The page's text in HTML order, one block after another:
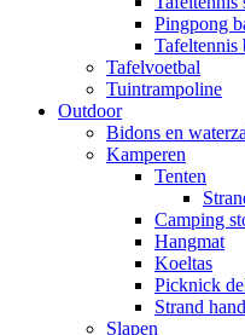
Pingpong
Tafeltennis
Tafelvoetbal
Tuintrampoline
Outdoor
Bidons en
Kamperen
Tenten
Camping
Hangmat
Koeltas
Picknick
Strand
Slapen